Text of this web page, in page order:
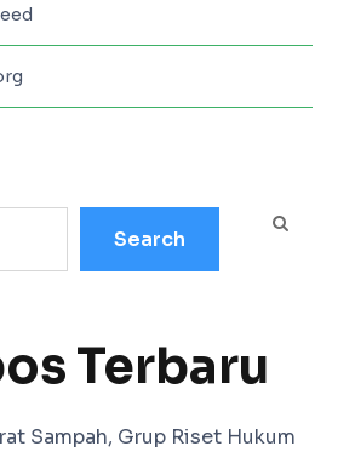
Search
Terbaru
Sampah, Grup Riset Hukum